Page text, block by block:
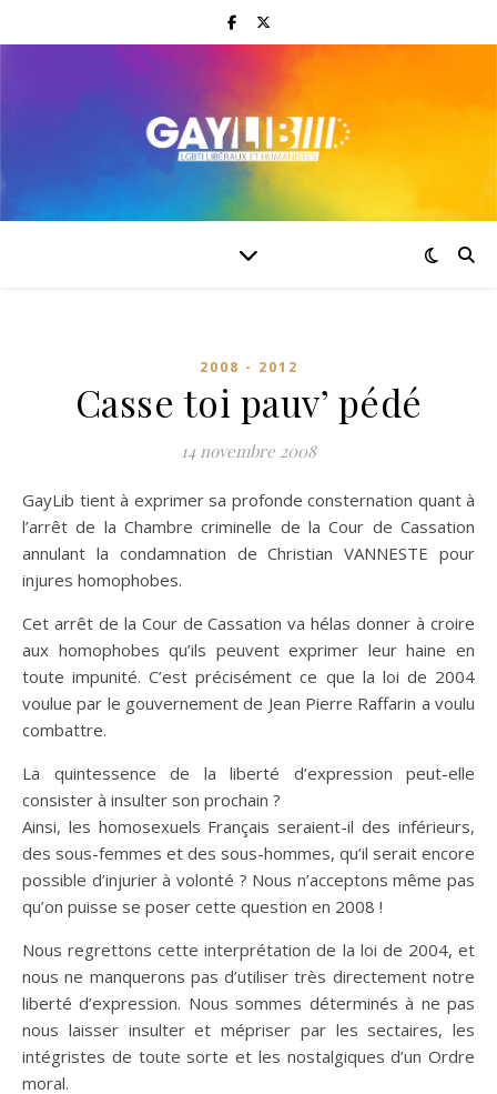
2008 - 2012
Casse toi pauv’ pédé
14 novembre 2008
GayLib tient à exprimer sa profonde consternation quant à
l’arrêt de la Chambre criminelle de la Cour de Cassation
annulant la condamnation de Christian VANNESTE pour
injures homophobes.
Cet arrêt de la Cour de Cassation va hélas donner à croire
aux homophobes qu’ils peuvent exprimer leur haine en
toute impunité. C’est précisément ce que la loi de 2004
voulue par le gouvernement de Jean Pierre Raffarin a voulu
combattre.
La quintessence de la liberté d’expression peut-elle
consister à insulter son prochain ?
Ainsi, les homosexuels Français seraient-il des inférieurs,
des sous-femmes et des sous-hommes, qu’il serait encore
possible d’injurier à volonté ? Nous n’acceptons même pas
qu’on puisse se poser cette question en 2008 !
Nous regrettons cette interprétation de la loi de 2004, et
nous ne manquerons pas d’utiliser très directement notre
liberté d’expression. Nous sommes déterminés à ne pas
nous laisser insulter et mépriser par les sectaires, les
intégristes de toute sorte et les nostalgiques d’un Ordre
moral.